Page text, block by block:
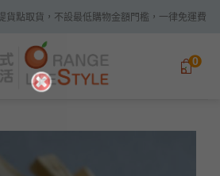
貨點取貨，不設最低購物金額門檻，一律免運費
0